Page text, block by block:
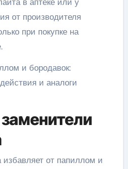
от производителя
при покупке на
избавляет от папиллом и